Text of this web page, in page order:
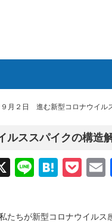
月２日 進む新型コロナウイル
ススパイクの構造
X Line
たちが新型コロナウイル